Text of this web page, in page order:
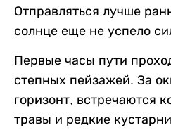
Отправляться лучше
солнце еще не успело
Первые часы пути
степных пейзажей. За
горизонт, встречаются
травы и редкие